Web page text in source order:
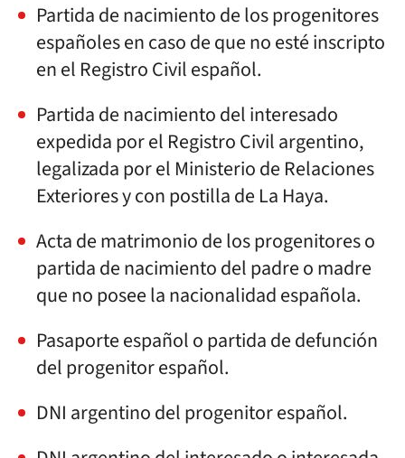
Partida de nacimiento de los progenitores
españoles en caso de que no esté inscripto
en el Registro Civil español.
Partida de nacimiento del interesado
expedida por el Registro Civil argentino,
legalizada por el Ministerio de Relaciones
Exteriores y con postilla de La Haya.
Acta de matrimonio de los progenitores o
partida de nacimiento del padre o madre
que no posee la nacionalidad española.
Pasaporte español o partida de defunción
del progenitor español.
DNI argentino del progenitor español.